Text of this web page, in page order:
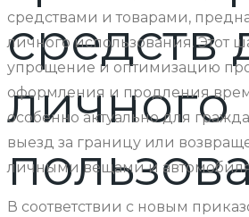
средств
личного
средствами и товарами,
личного использования. Этот
упрощение и оптимизацию
оформления и продления
особенно актуально для
выезд за границу или
личными вещами и
В соответствии с новым